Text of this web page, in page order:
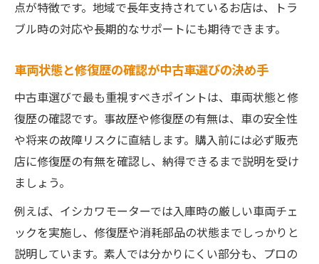
点が特徴です。地域で長年支持されているお店は、トラ
ブル時の対応や長期的なサポートにも期待できます。
車両状態と修復歴の確認が中古車選びの決め手
中古車選びで最も重視すべきポイントは、車両状態と修
復歴の確認です。事故歴や修復歴の有無は、車の安全性
や将来の故障リスクに直結します。購入前には必ず販売
店に修復歴の有無を確認し、納得できるまで説明を受け
ましょう。
例えば、イシカワモーターでは入庫時の厳しい車両チェ
ックを実施し、修復歴や消耗部品の状態までしっかりと
説明しています。素人では分かりにくい部分も、プロの